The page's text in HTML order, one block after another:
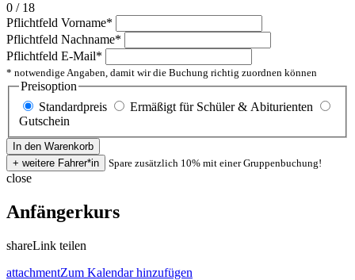
0 / 18
Pflichtfeld Vorname*
Pflichtfeld Nachname*
Pflichtfeld E-Mail*
* notwendige Angaben, damit wir die Buchung richtig zuordnen können
Preisoption
Standardpreis
Ermäßigt für Schüler & Abiturienten
Gutschein
Spare zusätzlich 10% mit einer Gruppenbuchung!
close
Anfängerkurs
shareLink teilen
attachmentZum Kalendar hinzufügen